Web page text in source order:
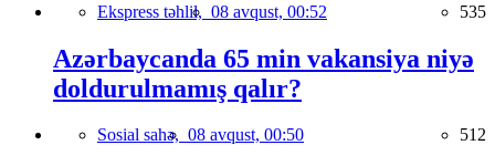
Ekspress təhlil, 08 avqust, 00:52 535
Azərbaycanda 65 min vakansiya niyə
doldurulmamış qalır?
Sosial sahə, 08 avqust, 00:50 512